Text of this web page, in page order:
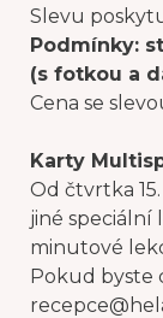
Slevu
Podmínky:
(s fotkou a
Cena se
Karty
Od čtvrtka
jiné speciální
minutové
Pokud byste